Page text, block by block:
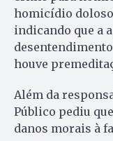
homicídio
indicando que a
houve
Além da
Público pediu
danos morais à